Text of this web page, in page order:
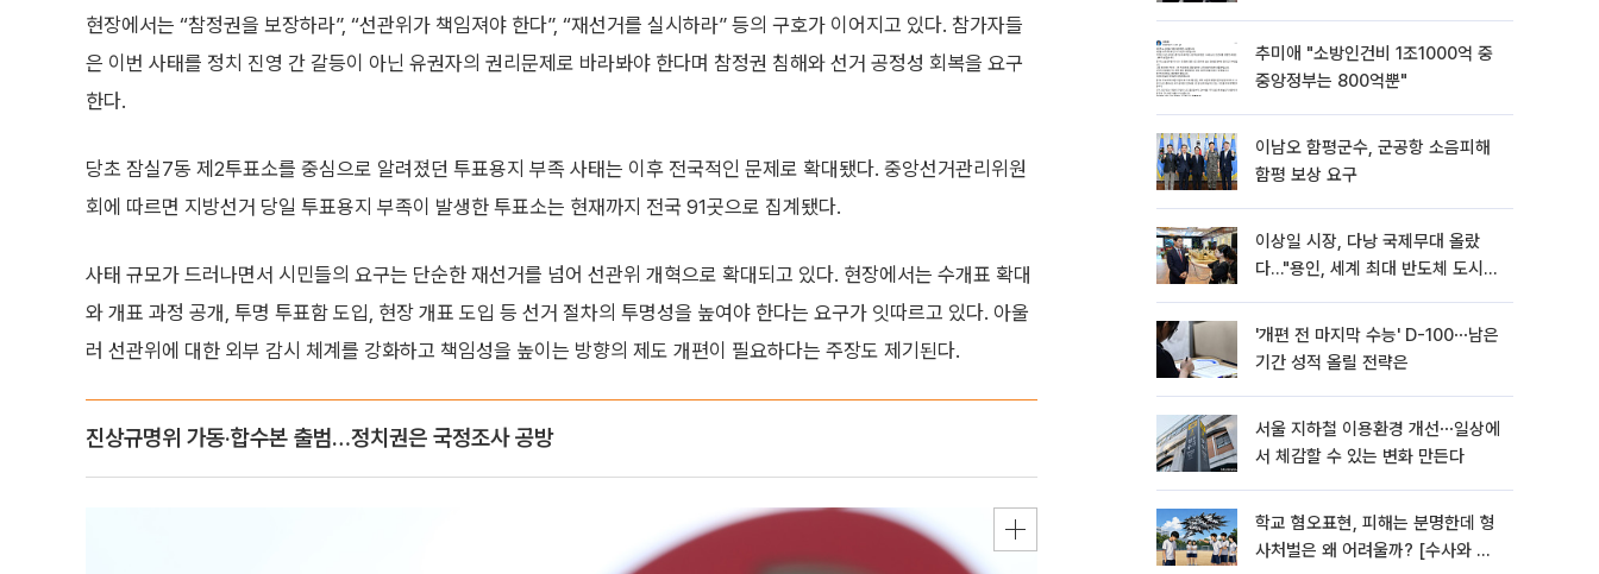
현장에서는 “참정권을 보장하라”, “선관위가 책임져야 한다”, “재선거를 실시하라” 등의 구호가 이어지고 있다. 참가자들
은 이번 사태를 정치 진영 간 갈등이 아닌 유권자의 권리문제로 바라봐야 한다며 참정권 침해와 선거 공정성 회복을 요구
한다.
당초 잠실7동 제2투표소를 중심으로 알려졌던 투표용지 부족 사태는 이후 전국적인 문제로 확대됐다. 중앙선거관리위원
회에 따르면 지방선거 당일 투표용지 부족이 발생한 투표소는 현재까지 전국 91곳으로 집계됐다.
사태 규모가 드러나면서 시민들의 요구는 단순한 재선거를 넘어 선관위 개혁으로 확대되고 있다. 현장에서는 수개표 확대
와 개표 과정 공개, 투명 투표함 도입, 현장 개표 도입 등 선거 절차의 투명성을 높여야 한다는 요구가 잇따르고 있다. 아울
러 선관위에 대한 외부 감시 체계를 강화하고 책임성을 높이는 방향의 제도 개편이 필요하다는 주장도 제기된다.
진상규명위 가동·합수본 출범…정치권은 국정조사 공방
추미애 "소방인건비 1조1000억 중
중앙정부는 800억뿐"
이남오 함평군수, 군공항 소음피해
함평 보상 요구
이상일 시장, 다낭 국제무대 올랐
다…"용인, 세계 최대 반도체 도시
'개편 전 마지막 수능' D-100⋯남은
기간 성적 올릴 전략은
서울 지하철 이용환경 개선⋯일상에
서 체감할 수 있는 변화 만든다
학교 혐오표현, 피해는 분명한데 형
사처벌은 왜 어려울까? [수사와 재